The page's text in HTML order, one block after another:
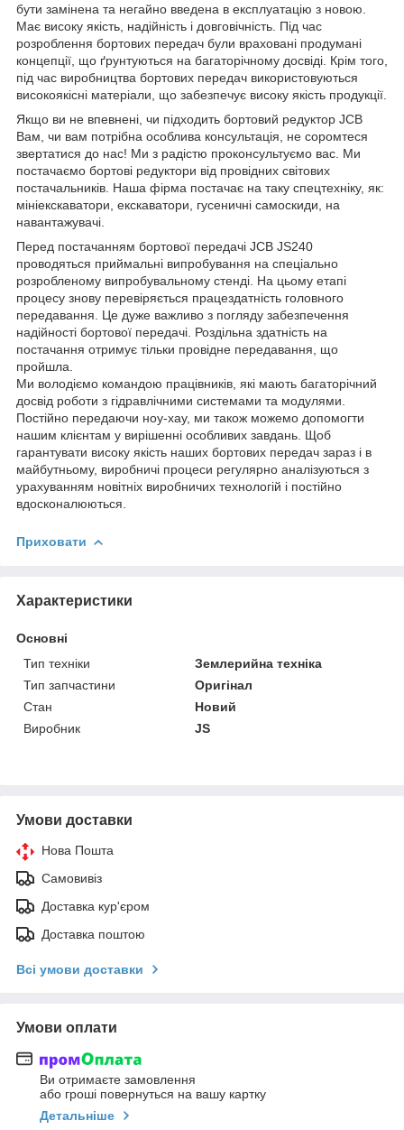
бути замінена та негайно введена в експлуатацію з новою.
Має високу якість, надійність і довговічність. Під час
розроблення бортових передач були враховані продумані
концепції, що ґрунтуються на багаторічному досвіді. Крім того,
під час виробництва бортових передач використовуються
високоякісні матеріали, що забезпечує високу якість продукції.
Якщо ви не впевнені, чи підходить бортовий редуктор JCB
Вам, чи вам потрібна особлива консультація, не соромтеся
звертатися до нас! Ми з радістю проконсультуємо вас. Ми
постачаємо бортові редуктори від провідних світових
постачальників. Наша фірма постачає на таку спецтехніку, як:
мініекскаватори, екскаватори, гусеничні самоскиди, на
навантажувачі.
Перед постачанням бортової передачі JCB JS240
проводяться приймальні випробування на спеціально
розробленому випробувальному стенді. На цьому етапі
процесу знову перевіряється працездатність головного
передавання. Це дуже важливо з погляду забезпечення
надійності бортової передачі. Роздільна здатність на
постачання отримує тільки провідне передавання, що
пройшла.
Ми володіємо командою працівників, які мають багаторічний
досвід роботи з гідравлічними системами та модулями.
Постійно передаючи ноу-хау, ми також можемо допомогти
нашим клієнтам у вирішенні особливих завдань. Щоб
гарантувати високу якість наших бортових передач зараз і в
майбутньому, виробничі процеси регулярно аналізуються з
урахуванням новітніх виробничих технологій і постійно
вдосконалюються.
Приховати
Характеристики
Основні
Тип техніки
Землерийна техніка
Тип запчастини
Оригінал
Стан
Новий
Виробник
JS
Умови доставки
Нова Пошта
Самовивіз
Доставка кур'єром
Доставка поштою
Всі умови доставки
Умови оплати
Ви отримаєте замовлення
або гроші повернуться на вашу картку
Детальніше